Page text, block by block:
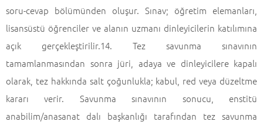
soru-cevap bölümünden oluşur. Sınav; öğretim elemanları,
lisansüstü öğrenciler ve alanın uzmanı dinleyicilerin katılımına
açık gerçekleştirilir.14. Tez savunma sınavının
tamamlanmasından sonra jüri, adaya ve dinleyicilere kapalı
olarak, tez hakkında salt çoğunlukla; kabul, red veya düzeltme
kararı verir. Savunma sınavının sonucu, enstitü
anabilim/anasanat dalı başkanlığı tarafından tez savunma